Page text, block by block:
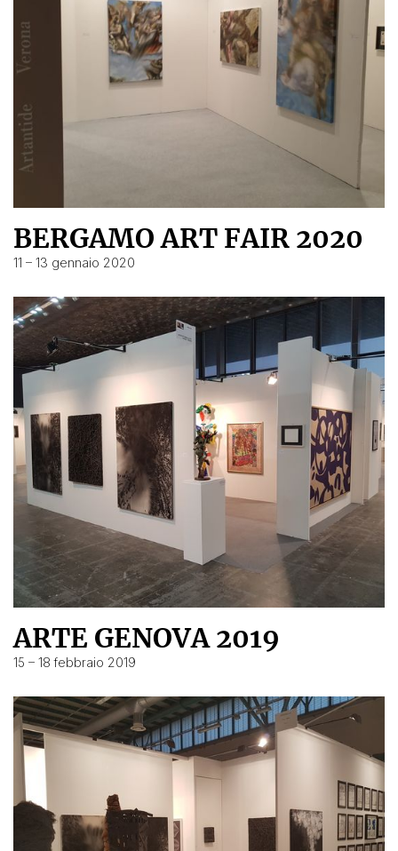
BERGAMO ART FAIR 2020
11 – 13 gennaio 2020
ARTE GENOVA 2019
15 – 18 febbraio 2019